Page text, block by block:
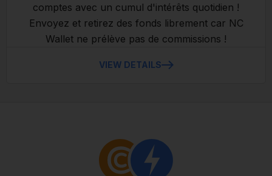
comptes avec un cumul d'intérêts quotidien !
Envoyez et retirez des fonds librement car NC
Wallet ne prélève pas de commissions !
VIEW DETAILS